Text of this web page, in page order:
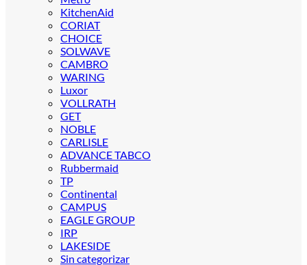
KitchenAid
CORIAT
CHOICE
SOLWAVE
CAMBRO
WARING
Luxor
VOLLRATH
GET
NOBLE
CARLISLE
ADVANCE TABCO
Rubbermaid
TP
Continental
CAMPUS
EAGLE GROUP
IRP
LAKESIDE
Sin categorizar